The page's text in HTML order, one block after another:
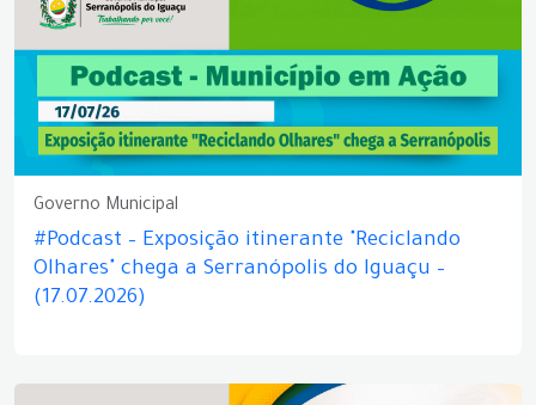
Governo Municipal
#Podcast – Exposição itinerante "Reciclando
Olhares" chega a Serranópolis do Iguaçu –
(17.07.2026)